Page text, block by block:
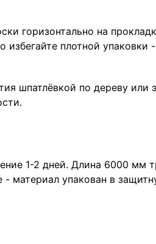
горизонтально на
плотной упаковки
шпатлёвкой по дереву или
1-2 дней. Длина 6000 мм
материал упакован в